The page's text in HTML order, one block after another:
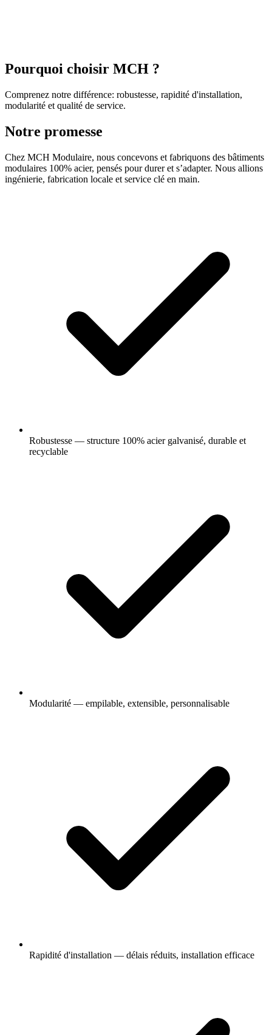
Pourquoi choisir MCH ?
Comprenez notre différence: robustesse, rapidité d'installation,
modularité et qualité de service.
Notre promesse
Chez MCH Modulaire, nous concevons et fabriquons des bâtiments
modulaires 100% acier, pensés pour durer et s’adapter. Nous allions
ingénierie, fabrication locale et service clé en main.
Robustesse — structure 100% acier galvanisé, durable et
recyclable
Modularité — empilable, extensible, personnalisable
Rapidité d'installation — délais réduits, installation efficace